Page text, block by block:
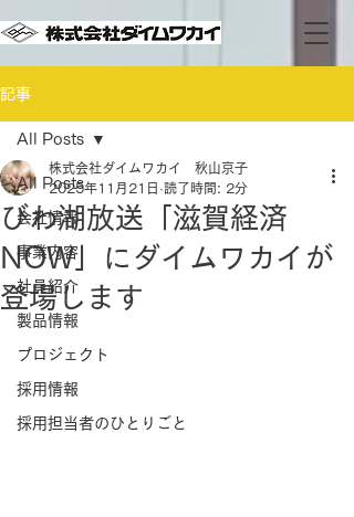
記事
All Posts
会社情報
事業内容
社員紹介
製品情報
プロジェクト
採用情報
採用担当者のひとりごと
All Posts
びわ湖放送「滋賀経済
NOW」にダイムワカイが
登場します
株式会社ダイムワカイ 秋山京子
2025年11月21日 読了時間: 2分